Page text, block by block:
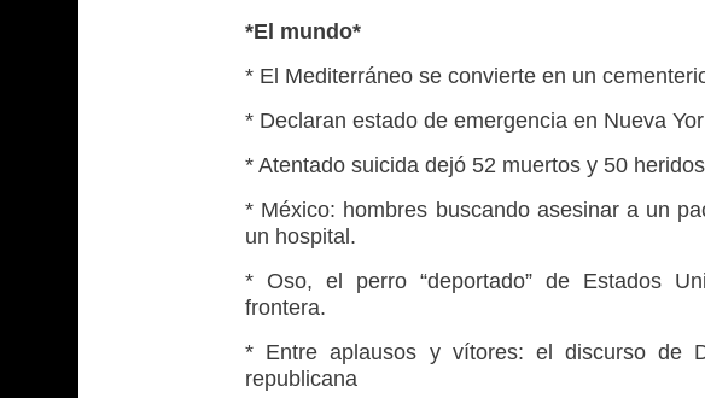
*El mundo*
* El Mediterráneo se convierte en un
* Declaran estado de emergencia en Nueva
* Atentado suicida dejó 52 muertos y 50
* México: hombres buscando asesinar a un
un hospital.
* Oso, el perro “deportado” de Estados
frontera.
* Entre aplausos y vítores: el discurso de
republicana